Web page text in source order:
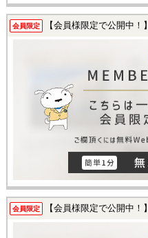
会員限定 【会員様限定で公開中！】
会員限定 【会員様限定で公開中！】